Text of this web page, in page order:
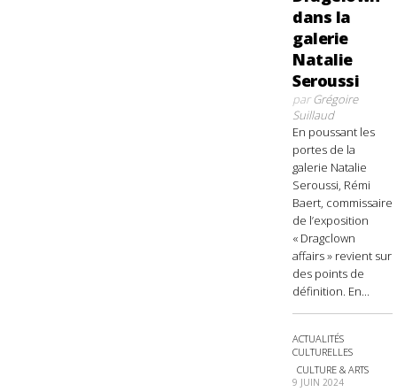
dans la
galerie
Natalie
Seroussi
parGrégoire
Suillaud
En poussant les
portes de la
galerie Natalie
Seroussi, Rémi
Baert, commissaire
de l’exposition
« Dragclown
affairs » revient sur
des points de
définition. En...
ACTUALITÉS
CULTURELLES
CULTURE & ARTS
9 JUIN 2024